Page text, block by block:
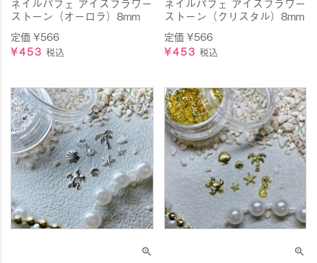
ストーン（オーロラ）8mm
定価¥566
¥453 税込
ストーン（クリスタル）8mm
定価 ¥566
¥453 税込